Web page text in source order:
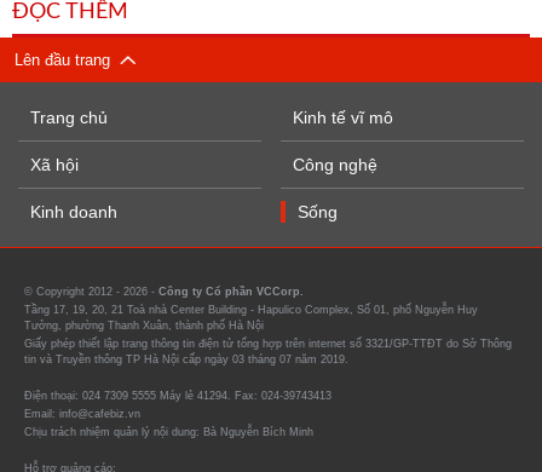
ĐỌC THÊM
Lên đầu trang
Trang chủ
Xã hội
Kinh doanh
Kinh tế vĩ mô
Công nghệ
Sống
© Copyright 2012 - 2026 - Công ty Cổ phần VCCorp.
Tầng 17, 19, 20, 21 Toà nhà Center Building - Hapulico Complex, Số 01, phố Nguyễn Huy
Tưởng, phường Thanh Xuân, thành phố Hà Nội
Giấy phép thiết lập trang thông tin điện tử tổng hợp trên internet số 3321/GP-TTĐT do Sở Thông
tin và Truyền thông TP Hà Nội cấp ngày 03 tháng 07 năm 2019.
Điện thoại: 024 7309 5555 Máy lẻ 41294. Fax: 024-39743413
Email: info@cafebiz.vn
Chịu trách nhiệm quản lý nội dung: Bà Nguyễn Bích Minh
Hỗ trợ quảng cáo: